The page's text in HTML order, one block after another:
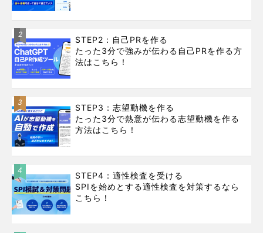
2
STEP2：自己PRを作る
たった3分で強みが伝わる自己PRを作る方
法はこちら！
3
STEP3：志望動機を作る
たった3分で熱意が伝わる志望動機を作る
方法はこちら！
4
STEP4：適性検査を受ける
SPIを始めとする適性検査を対策するなら
こちら！